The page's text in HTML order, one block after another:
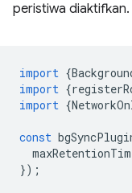
peristiwa diaktifkan.
import {
import {
import {
const
});